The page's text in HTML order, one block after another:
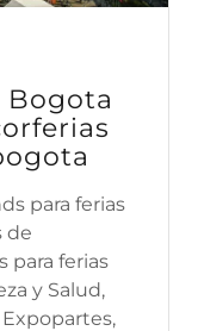
Bogota
para ferias
de
para ferias
y Salud,